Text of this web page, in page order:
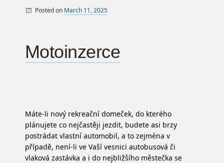
Posted on March 11, 2025
Motoinzerce
Máte-li nový rekreační domeček, do kterého
plánujete co nejčastěji jezdit, budete asi brzy
postrádat vlastní automobil, a to zejména v
případě, není-li ve Vaší vesnici autobusová či
vlaková zastávka a i do nejbližšího městečka se